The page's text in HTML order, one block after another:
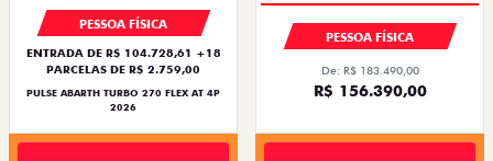
PESSOA FÍSICA
ENTRADA DE R$ 104.728,61 +18
PARCELAS DE R$ 2.759,00
PULSE ABARTH TURBO 270 FLEX AT 4P
2026
PESSOA FÍSICA
De: R$ 183.490,00
R$ 156.390,00